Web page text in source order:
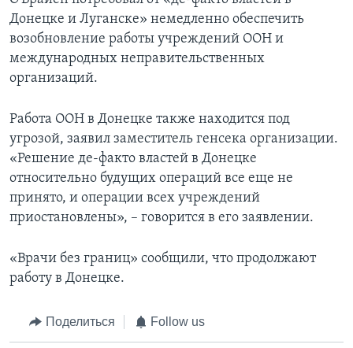
Донецке и Луганске» немедленно обеспечить
возобновление работы учреждений ООН и
международных неправительственных
организаций.
Работа ООН в Донецке также находится под
угрозой, заявил заместитель генсека организации.
«Решение де-факто властей в Донецке
относительно будущих операций все еще не
принято, и операции всех учреждений
приостановлены», – говорится в его заявлении.
«Врачи без границ» сообщили, что продолжают
работу в Донецке.
Поделиться Follow us